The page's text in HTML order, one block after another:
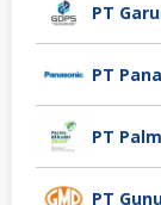
PT
PT
PT
PT